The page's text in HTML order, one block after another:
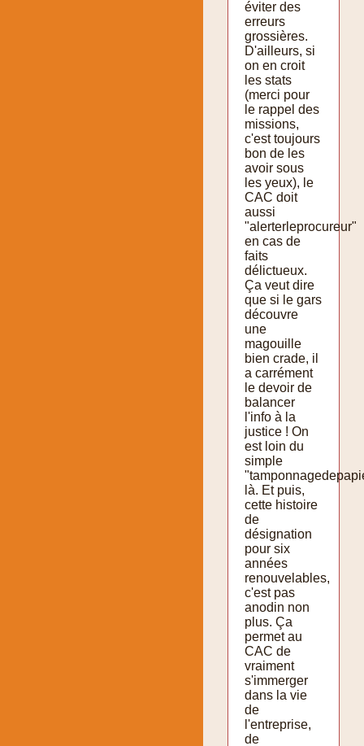
éviter des
erreurs
grossières.
D'ailleurs, si
on en croit
les stats
(merci pour
le rappel des
missions,
c'est toujours
bon de les
avoir sous
les yeux), le
CAC doit
aussi
"alerterleprocureur"
en cas de
faits
délictueux.
Ça veut dire
que si le gars
découvre
une
magouille
bien crade, il
a carrément
le devoir de
balancer
l'info à la
justice ! On
est loin du
simple
là. Et puis,
cette histoire
de
désignation
pour six
années
renouvelables,
c'est pas
anodin non
plus. Ça
permet au
CAC de
vraiment
s'immerger
dans la vie
de
l'entreprise,
de